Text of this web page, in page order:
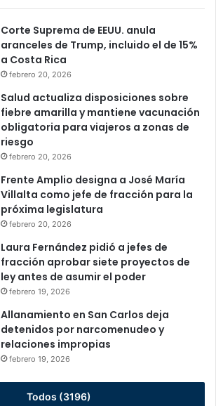
Corte Suprema de EEUU. anula
aranceles de Trump, incluido el de 15%
a Costa Rica
febrero 20, 2026
Salud actualiza disposiciones sobre
fiebre amarilla y mantiene vacunación
obligatoria para viajeros a zonas de
riesgo
febrero 20, 2026
Frente Amplio designa a José María
Villalta como jefe de fracción para la
próxima legislatura
febrero 20, 2026
Laura Fernández pidió a jefes de
fracción aprobar siete proyectos de
ley antes de asumir el poder
febrero 19, 2026
Allanamiento en San Carlos deja
detenidos por narcomenudeo y
relaciones impropias
febrero 19, 2026
Todos (3196)